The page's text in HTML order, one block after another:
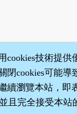
cookies技術提供
閉cookies可能導
續瀏覽本站，即
且完全接受本站